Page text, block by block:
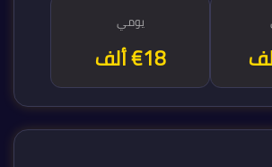
يومي
€18 ألف